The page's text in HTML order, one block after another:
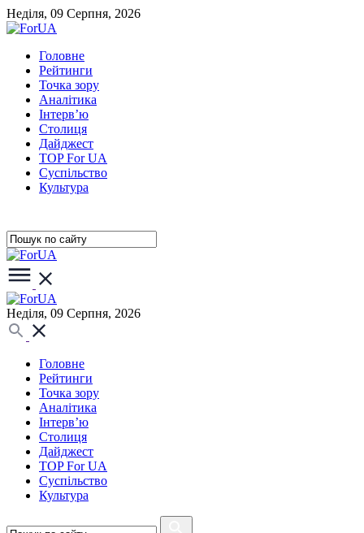
Неділя, 09 Серпня, 2026
Головне
Рейтинги
Точка зору
Аналітика
Інтерв’ю
Столиця
Дайджест
TOP For UA
Суспiльство
Культура
Неділя, 09 Серпня, 2026
Головне
Рейтинги
Точка зору
Аналітика
Інтерв’ю
Столиця
Дайджест
TOP For UA
Суспiльство
Культура